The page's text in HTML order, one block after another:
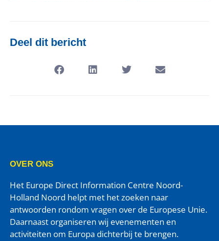
Deel dit bericht
OVER ONS
Het Europe Direct Information Centre Noord-
Holland Noord helpt met het zoeken naar
antwoorden rondom vragen over de Europese Unie.
Daarnaast organiseren wij evenementen en
activiteiten om Europa dichterbij te brengen.